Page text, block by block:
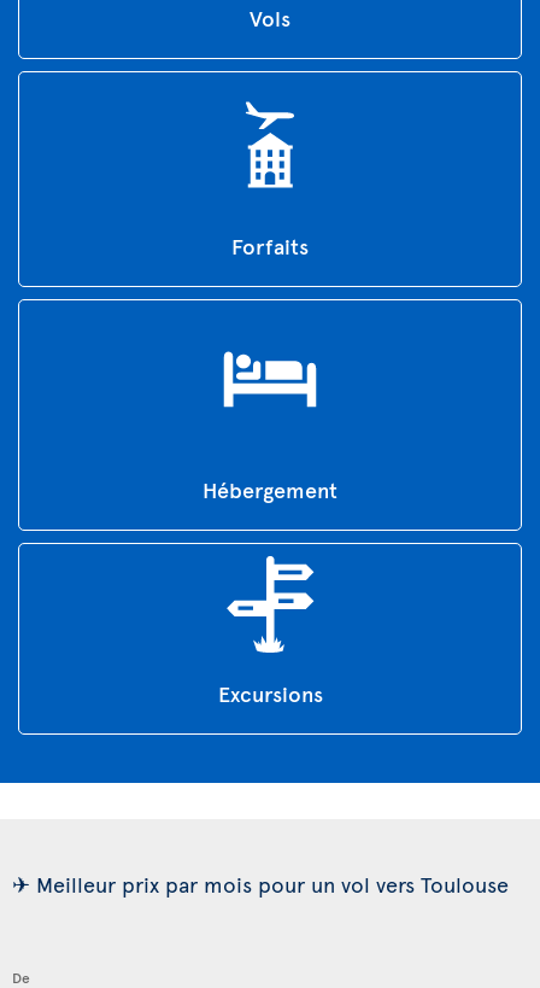
Vols
Forfaits
Hébergement
Excursions
✈ Meilleur prix par mois pour un vol vers Toulouse
De